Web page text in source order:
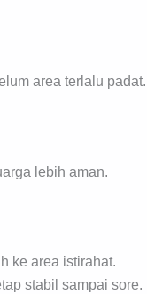
area terlalu padat.
lebih aman.
ke area istirahat.
stabil sampai sore.